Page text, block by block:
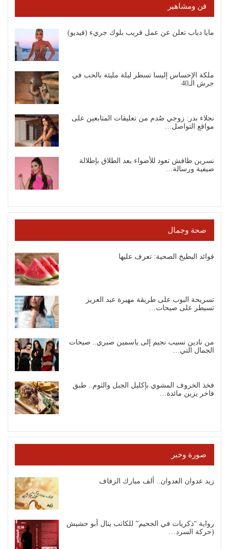
فن ومشاهير
مايا دياب تعلن عن عمل قريب بلوك جريء (فيديو)
ملكة الإحساس إليسا تسطر ليلة مليئة بالحب في
جرش الـ40
نجلاء بدر: زوجي صُدم من تعليقات المتابعين على
مواقع التواصل…
نسرين طافش تعود للأضواء بعد الطلاق بإطلالة
صيفية ورسالة…
صحة وجمال
فوائد البطيخ الصحية: تعرف عليها
تسريحة البوب على طريقة مهيرة عبد العزيز
تسيطر على صيحات…
من نادين نسيب نجيم إلى ياسمين صبري.. صيحات
الجمال التي…
فخذ الخروف المشوي بإكليل الجبل والثوم.. طبق
فاخر يزين مائدة…
صورة وخبر
زيد عدوان العدوان.. ألف مبارك الزفاف
رواية “ذكريات في الجحيم” للكاتب ينال أبو حشيش
(حركة السرد…